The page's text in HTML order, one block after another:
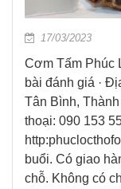
17/03/2023
Cơm Tấm Phúc
bài đánh giá ·
Tân Bình,
thoại: 090 153
buổi. Có giao
chỗ. Không có